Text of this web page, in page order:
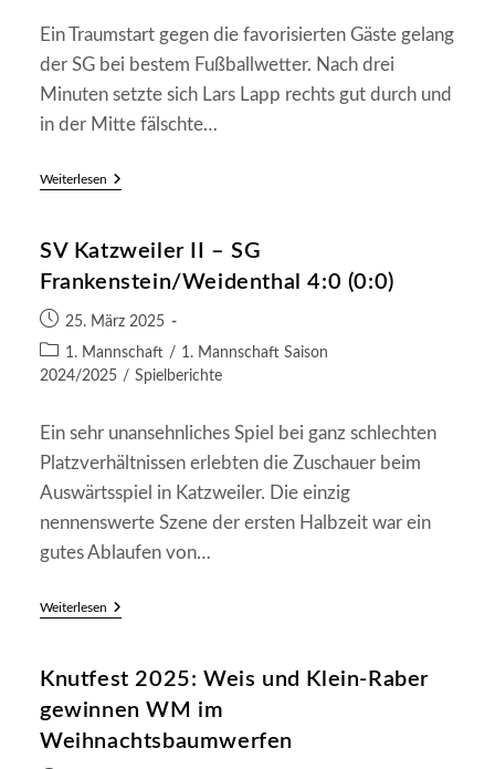
Ein Traumstart gegen die favorisierten Gäste gelang
der SG bei bestem Fußballwetter. Nach drei
Minuten setzte sich Lars Lapp rechts gut durch und
in der Mitte fälschte…
WeiterlesenSG
Trippstadt/Schmalenberg
2:3
SV Katzweiler II – SG
Frankenstein/Weidenthal 4:0 (0:0)
Beitrag
veröffentlicht:
25. März 2025
Beitrags-
Kategorie:
1. Mannschaft / 1. Mannschaft Saison
2024/2025 / Spielberichte
Ein sehr unansehnliches Spiel bei ganz schlechten
Platzverhältnissen erlebten die Zuschauer beim
Auswärtsspiel in Katzweiler. Die einzig
nennenswerte Szene der ersten Halbzeit war ein
gutes Ablaufen von…
WeiterlesenSV
SG
4:0
(0:0)
Knutfest 2025: Weis und Klein-Raber
gewinnen WM im
Weihnachtsbaumwerfen